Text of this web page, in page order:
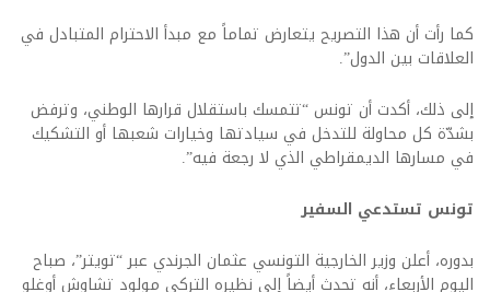
كما رأت أن هذا التصريح يتعارض تماماً مع مبدأ الاحترام المتبادل في
العلاقات بين الدول”.
إلى ذلك، أكدت أن تونس “تتمسك باستقلال قرارها الوطني، وترفض
بشدّة كل محاولة للتدخل في سيادتها وخيارات شعبها أو التشكيك
في مسارها الديمقراطي الذي لا رجعة فيه”.
تونس تستدعي السفير
بدوره، أعلن وزير الخارجية التونسي عثمان الجرندي عبر “تويتر”، صباح
اليوم الأربعاء، أنه تحدث أيضاً إلى نظيره التركي مولود تشاوش أوغلو